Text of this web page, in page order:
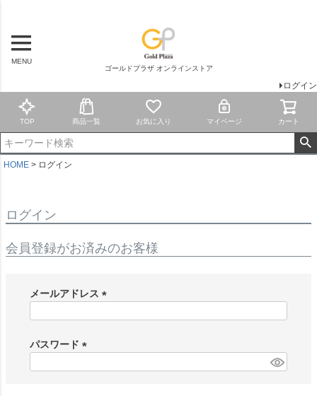
MENU
ゴールドプラザ オンラインストア
ログイン
TOP 商品一覧 お気に入り マイページ カート
HOME ログイン
ログイン
会員登録がお済みのお客様
メールアドレス
)
パスワード